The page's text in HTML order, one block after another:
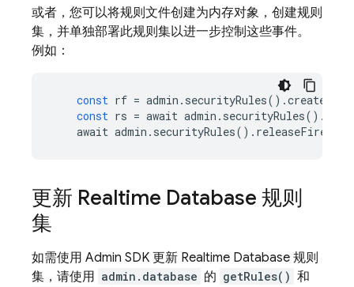
或者，您可以将规则文件创建为内存对象，创建规则
集，并单独部署此规则集以进一步控制这些事件。
例如：
const rf = admin . securityRules() .
const rs = await admin . securityRules() .
await admin . securityRules() .
更新 Realtime Database 规则
集
如需使用 Admin SDK 更新 Realtime Database 规则
集，请使用 admin.database 的 getRules() 和